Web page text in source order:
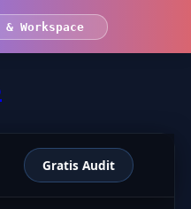
Workspace
Gratis Audit